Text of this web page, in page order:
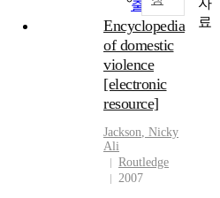
출력
Encyclopedia
of domestic
violence
[electronic
resource]
Jackson, Nicky
Ali
Routledge
2007
자
료